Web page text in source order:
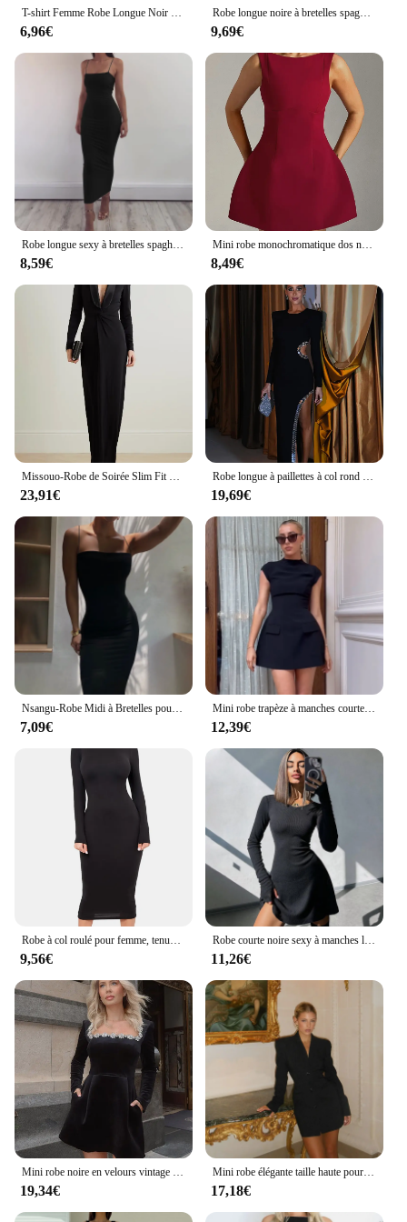
T-shirt Femme Robe Longue Noir Grande Taille XS-5XL
6,96€
Robe longue noire à bretelles spaghetti pour femmes, robes d'été sexy, batterie maigre solide avec trompent, robe Maxi éducative, Y2K, 2024
9,69€
Robe longue sexy à bretelles spaghetti et dos nu pour femme, tenue de soirée, sans bretelles, noire, été
8,59€
Mini robe monochromatique dos nu à col rond pour femmes, robe trapèze élégante, noir, fibre, bureau, Lady CommPiedmont, été, 2024
8,49€
23,91€ 19,69€
7,09€
Mini robe trapèze à manches courtes pour femmes, streetwear décontracté, noir, mince, élégant, fête, dame, mode, été, sexy
12,39€
9,56€
Robe courte noire sexy à manches longues et col en V pour femmes, mini robe de document mince, élégante et résistante, femme, automne, hiver, nouveau
11,26€
19,34€
Mini robe élégante taille haute pour femme, col en V, simple boutonnage, manches longues, robe mince, tenue de soirée chic pour femme, mode automne et hiver 2024
17,18€